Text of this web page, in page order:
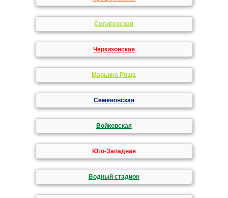
Селигерская
Черкизовская
Марьина Роща
Семеновская
Войковская
Юго-Западная
Водный стадион